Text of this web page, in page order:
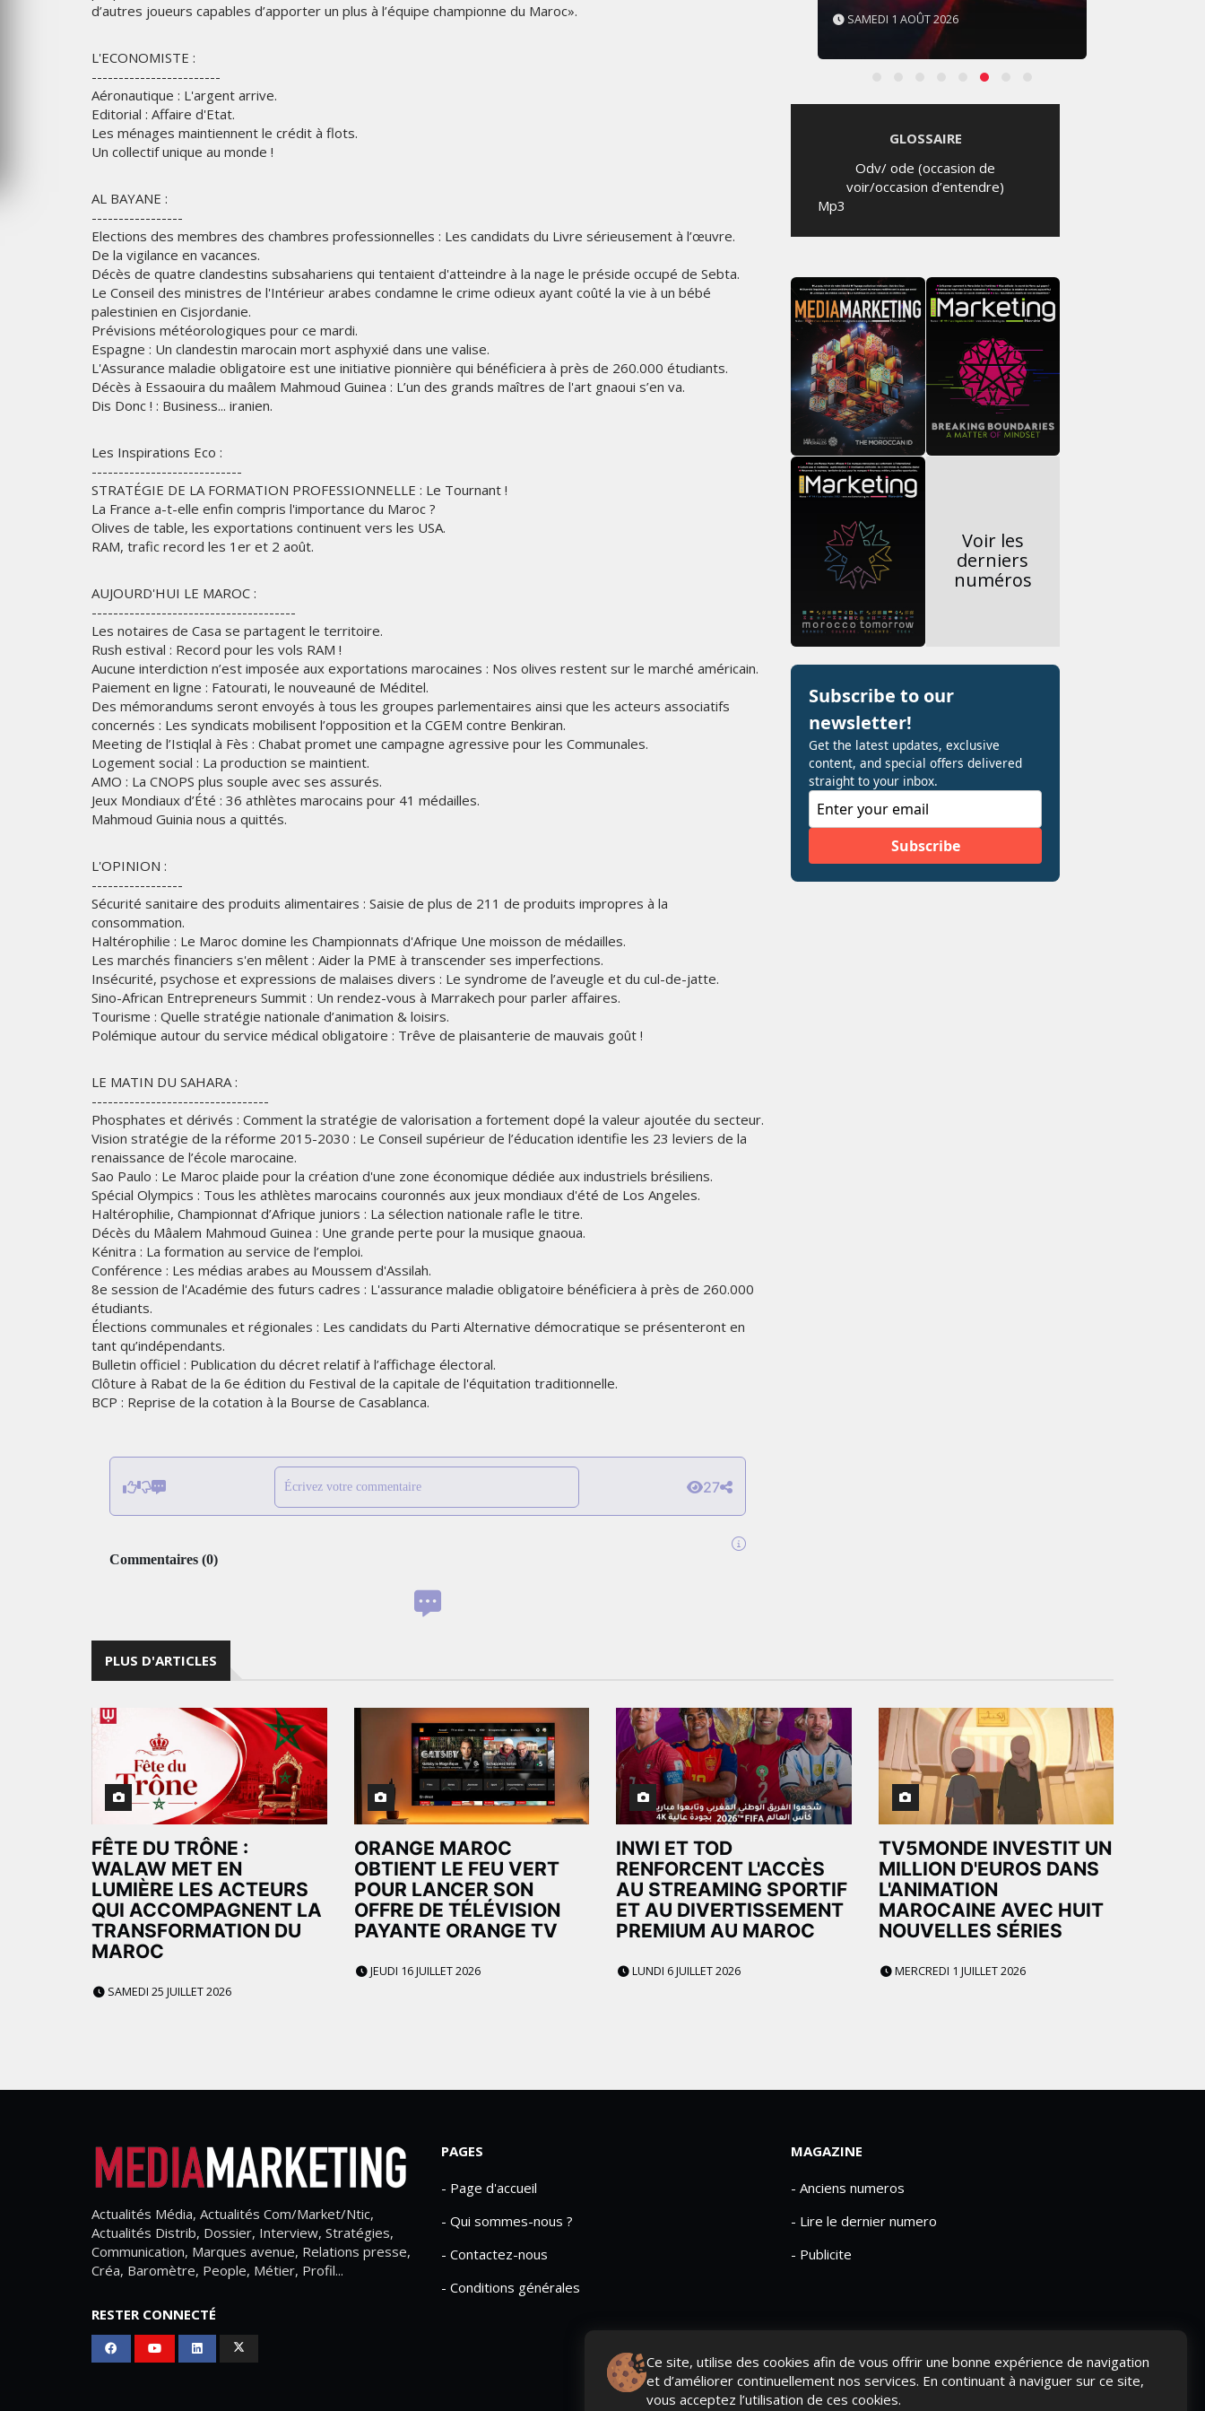
d’autres joueurs capables d’apporter un plus à l’équipe championne du Maroc».
L'ECONOMISTE :
------------------------
Aéronautique : L'argent arrive.
Editorial : Affaire d'Etat.
Les ménages maintiennent le crédit à flots.
Un collectif unique au monde !
AL BAYANE :
-----------------
Elections des membres des chambres professionnelles : Les candidats du Livre sérieusement à l’œuvre.
De la vigilance en vacances.
Décès de quatre clandestins subsahariens qui tentaient d'atteindre à la nage le préside occupé de Sebta.
Le Conseil des ministres de l'Intérieur arabes condamne le crime odieux ayant coûté la vie à un bébé
palestinien en Cisjordanie.
Prévisions météorologiques pour ce mardi.
Espagne : Un clandestin marocain mort asphyxié dans une valise.
L'Assurance maladie obligatoire est une initiative pionnière qui bénéficiera à près de 260.000 étudiants.
Décès à Essaouira du maâlem Mahmoud Guinea : L’un des grands maîtres de l'art gnaoui s’en va.
Dis Donc ! : Business... iranien.
Les Inspirations Eco :
----------------------------
STRATÉGIE DE LA FORMATION PROFESSIONNELLE : Le Tournant !
La France a-t-elle enfin compris l'importance du Maroc ?
Olives de table, les exportations continuent vers les USA.
RAM, trafic record les 1er et 2 août.
AUJOURD'HUI LE MAROC :
--------------------------------------
Les notaires de Casa se partagent le territoire.
Rush estival : Record pour les vols RAM !
Aucune interdiction n’est imposée aux exportations marocaines : Nos olives restent sur le marché américain.
Paiement en ligne : Fatourati, le nouveauné de Méditel.
Des mémorandums seront envoyés à tous les groupes parlementaires ainsi que les acteurs associatifs
concernés : Les syndicats mobilisent l’opposition et la CGEM contre Benkiran.
Meeting de l’Istiqlal à Fès : Chabat promet une campagne agressive pour les Communales.
Logement social : La production se maintient.
AMO : La CNOPS plus souple avec ses assurés.
Jeux Mondiaux d’Été : 36 athlètes marocains pour 41 médailles.
Mahmoud Guinia nous a quittés.
L'OPINION :
-----------------
Sécurité sanitaire des produits alimentaires : Saisie de plus de 211 de produits impropres à la
consommation.
Haltérophilie : Le Maroc domine les Championnats d'Afrique Une moisson de médailles.
Les marchés financiers s'en mêlent : Aider la PME à transcender ses imperfections.
Insécurité, psychose et expressions de malaises divers : Le syndrome de l’aveugle et du cul-de-jatte.
Sino-African Entrepreneurs Summit : Un rendez-vous à Marrakech pour parler affaires.
Tourisme : Quelle stratégie nationale d’animation & loisirs.
Polémique autour du service médical obligatoire : Trêve de plaisanterie de mauvais goût !
LE MATIN DU SAHARA :
---------------------------------
Phosphates et dérivés : Comment la stratégie de valorisation a fortement dopé la valeur ajoutée du secteur.
Vision stratégie de la réforme 2015-2030 : Le Conseil supérieur de l’éducation identifie les 23 leviers de la
renaissance de l’école marocaine.
Sao Paulo : Le Maroc plaide pour la création d'une zone économique dédiée aux industriels brésiliens.
Spécial Olympics : Tous les athlètes marocains couronnés aux jeux mondiaux d'été de Los Angeles.
Haltérophilie, Championnat d’Afrique juniors : La sélection nationale rafle le titre.
Décès du Mâalem Mahmoud Guinea : Une grande perte pour la musique gnaoua.
Kénitra : La formation au service de l’emploi.
Conférence : Les médias arabes au Moussem d'Assilah.
8e session de l'Académie des futurs cadres : L'assurance maladie obligatoire bénéficiera à près de 260.000
étudiants.
Élections communales et régionales : Les candidats du Parti Alternative démocratique se présenteront en
tant qu’indépendants.
Bulletin officiel : Publication du décret relatif à l’affichage électoral.
Clôture à Rabat de la 6e édition du Festival de la capitale de l'équitation traditionnelle.
BCP : Reprise de la cotation à la Bourse de Casablanca.
Écrivez votre commentaire 27
Commentaires (0)
MERCREDI 5 AOÛT 2026 MARDI 4 AOÛT 2026 SAMEDI 1 AOÛT 2026
GLOSSAIRE
Odv/ ode (occasion de
voir/occasion d’entendre)
Mp3
Voir les
derniers
numéros
PLUS D'ARTICLES
FÊTE DU TRÔNE :
WALAW MET EN
LUMIÈRE LES ACTEURS
QUI ACCOMPAGNENT LA
TRANSFORMATION DU
MAROC
SAMEDI 25 JUILLET 2026
ORANGE MAROC
OBTIENT LE FEU VERT
POUR LANCER SON
OFFRE DE TÉLÉVISION
PAYANTE ORANGE TV
JEUDI 16 JUILLET 2026
INWI ET TOD
RENFORCENT L'ACCÈS
AU STREAMING SPORTIF
ET AU DIVERTISSEMENT
PREMIUM AU MAROC
LUNDI 6 JUILLET 2026
TV5MONDE INVESTIT UN
MILLION D'EUROS DANS
L'ANIMATION
MAROCAINE AVEC HUIT
NOUVELLES SÉRIES
MERCREDI 1 JUILLET 2026
Ce site, utilise des cookies afin de vous offrir une bonne expérience de navigation
et d’améliorer continuellement nos services. En continuant à naviguer sur ce site,
vous acceptez l’utilisation de ces cookies.
Actualités Média, Actualités Com/Market/Ntic,
Actualités Distrib, Dossier, Interview, Stratégies,
Communication, Marques avenue, Relations presse,
Créa, Baromètre, People, Métier, Profil...
RESTER CONNECTÉ
PAGES
- Page d'accueil
- Qui sommes-nous ?
- Contactez-nous
- Conditions générales
MAGAZINE
- Anciens numeros
- Lire le dernier numero
- Publicite